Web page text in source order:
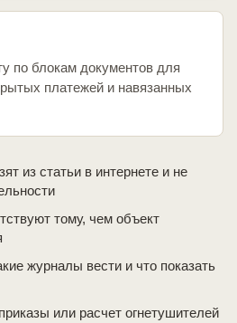
по блокам документов для
платежей и навязанных
из статьи в интернете и не
тому, чем объект
журналы вести и что показать
или расчет огнетушителей